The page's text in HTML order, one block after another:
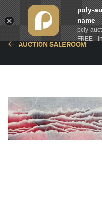
AUCTION SALEROOM
poly-
name
poly-
FREE -